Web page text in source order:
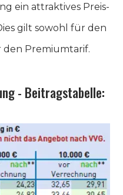
ein attraktives Preis-
gilt sowohl für den
den Premiumtarif.
- Beitragstabelle: